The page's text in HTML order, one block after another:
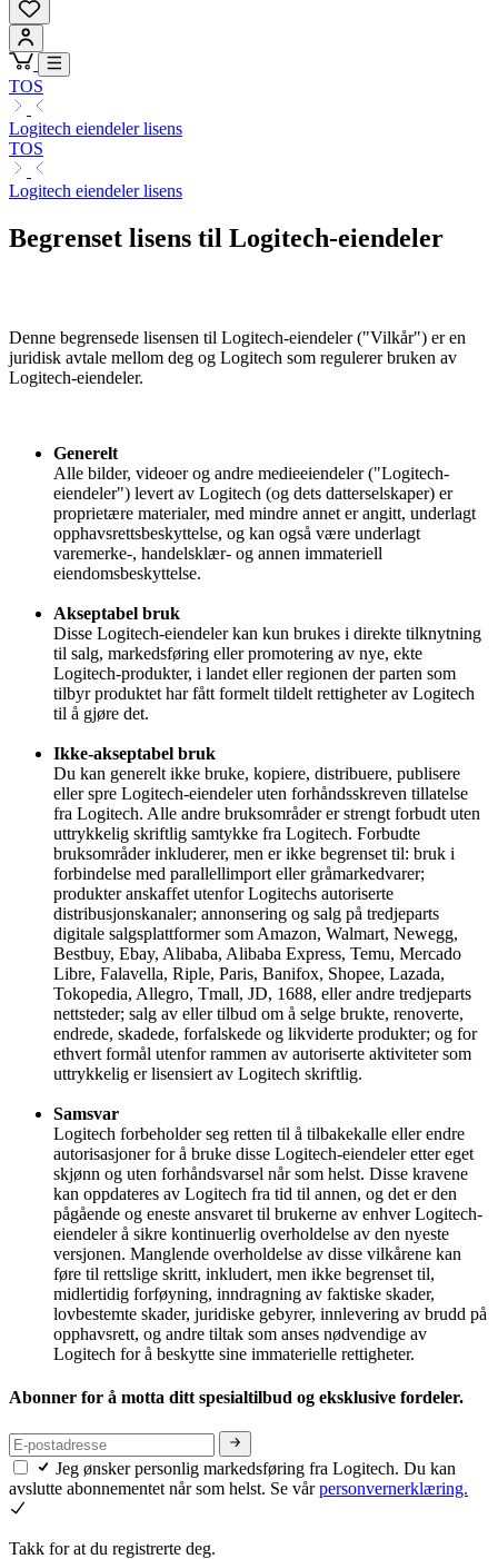
TOS
Logitech eiendeler lisens
TOS
Logitech eiendeler lisens
Begrenset lisens til Logitech-eiendeler
Denne begrensede lisensen til Logitech-eiendeler ("Vilkår") er en
juridisk avtale mellom deg og Logitech som regulerer bruken av
Logitech-eiendeler.
Generelt
Alle bilder, videoer og andre medieeiendeler ("Logitech-
eiendeler") levert av Logitech (og dets datterselskaper) er
proprietære materialer, med mindre annet er angitt, underlagt
opphavsrettsbeskyttelse, og kan også være underlagt
varemerke-, handelsklær- og annen immateriell
eiendomsbeskyttelse.
Akseptabel bruk
Disse Logitech-eiendeler kan kun brukes i direkte tilknytning
til salg, markedsføring eller promotering av nye, ekte
Logitech-produkter, i landet eller regionen der parten som
tilbyr produktet har fått formelt tildelt rettigheter av Logitech
til å gjøre det.
Ikke-akseptabel bruk
Du kan generelt ikke bruke, kopiere, distribuere, publisere
eller spre Logitech-eiendeler uten forhåndsskreven tillatelse
fra Logitech. Alle andre bruksområder er strengt forbudt uten
uttrykkelig skriftlig samtykke fra Logitech. Forbudte
bruksområder inkluderer, men er ikke begrenset til: bruk i
forbindelse med parallellimport eller gråmarkedvarer;
produkter anskaffet utenfor Logitechs autoriserte
distribusjonskanaler; annonsering og salg på tredjeparts
digitale salgsplattformer som Amazon, Walmart, Newegg,
Bestbuy, Ebay, Alibaba, Alibaba Express, Temu, Mercado
Libre, Falavella, Riple, Paris, Banifox, Shopee, Lazada,
Tokopedia, Allegro, Tmall, JD, 1688, eller andre tredjeparts
nettsteder; salg av eller tilbud om å selge brukte, renoverte,
endrede, skadede, forfalskede og likviderte produkter; og for
ethvert formål utenfor rammen av autoriserte aktiviteter som
uttrykkelig er lisensiert av Logitech skriftlig.
Samsvar
Logitech forbeholder seg retten til å tilbakekalle eller endre
autorisasjoner for å bruke disse Logitech-eiendeler etter eget
skjønn og uten forhåndsvarsel når som helst. Disse kravene
kan oppdateres av Logitech fra tid til annen, og det er den
pågående og eneste ansvaret til brukerne av enhver Logitech-
eiendeler å sikre kontinuerlig overholdelse av den nyeste
versjonen. Manglende overholdelse av disse vilkårene kan
føre til rettslige skritt, inkludert, men ikke begrenset til,
midlertidig forføyning, inndragning av faktiske skader,
lovbestemte skader, juridiske gebyrer, innlevering av brudd på
opphavsrett, og andre tiltak som anses nødvendige av
Logitech for å beskytte sine immaterielle rettigheter.
Abonner for å motta ditt spesialtilbud og eksklusive fordeler.
Jeg ønsker personlig markedsføring fra Logitech. Du kan
avslutte abonnementet når som helst. Se vårpersonvernerklæring.
Takk for at du registrerte deg.